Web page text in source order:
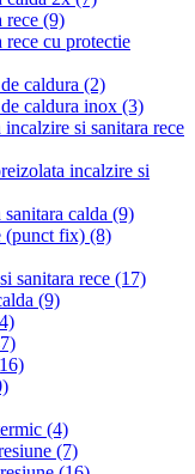
rece (9)
rece cu protectie
caldura (2)
caldura inox (3)
si sanitara rece
incalzire si
calda (9)
(punct fix) (8)
sanitara rece (17)
(9)
(4)
(7)